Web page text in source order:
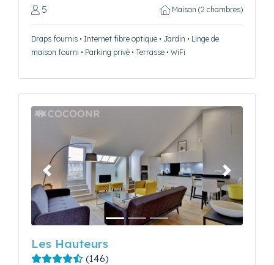
5 Maison (2 chambres)
Draps fournis • Internet fibre optique • Jardin • Linge de
maison fourni • Parking privé • Terrasse • WiFi
Précédent Suivant
Les Hauteurs
(146)